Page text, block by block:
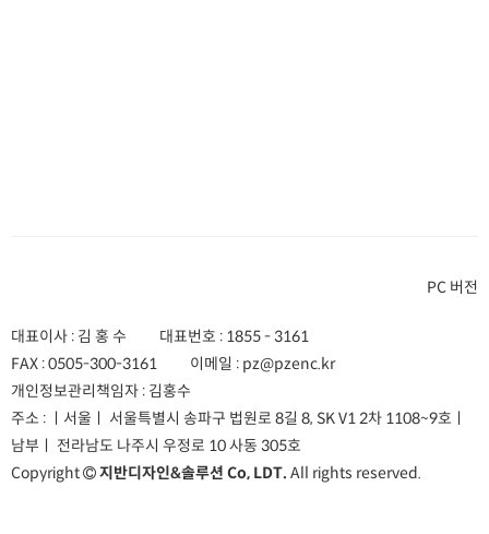
PC 버전
대표이사 : 김 홍 수 대표번호 : 1855 - 3161
FAX :0505-300-3161 이메일 : pz@pzenc.kr
개인정보관리책임자 : 김홍수
주소 : ㅣ서울ㅣ 서울특별시 송파구 법원로 8길 8, SK V1 2차 1108~9호 ㅣ
남부ㅣ 전라남도 나주시 우정로 10 사동 305호
Copyright
지반디자인&솔루션 Co, LDT. All rights reserved.